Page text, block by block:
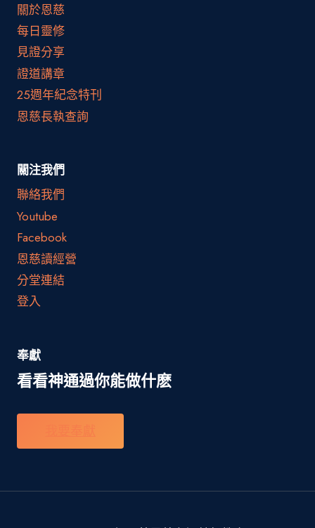
關於恩慈
每日靈修
見證分享
證道講章
25週年紀念特刊
恩慈長執查詢
關注我們
聯絡我們
Youtube
Facebook
恩慈讀經營
分堂連結
登入
奉獻
看看神通過你能做什麽